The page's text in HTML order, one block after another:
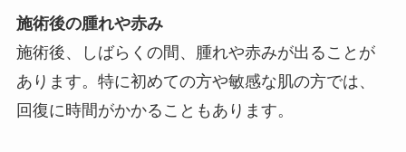
施術後の腫れや赤み
施術後、しばらくの間、腫れや赤みが出ることが
あります。特に初めての方や敏感な肌の方では、
回復に時間がかかることもあります。